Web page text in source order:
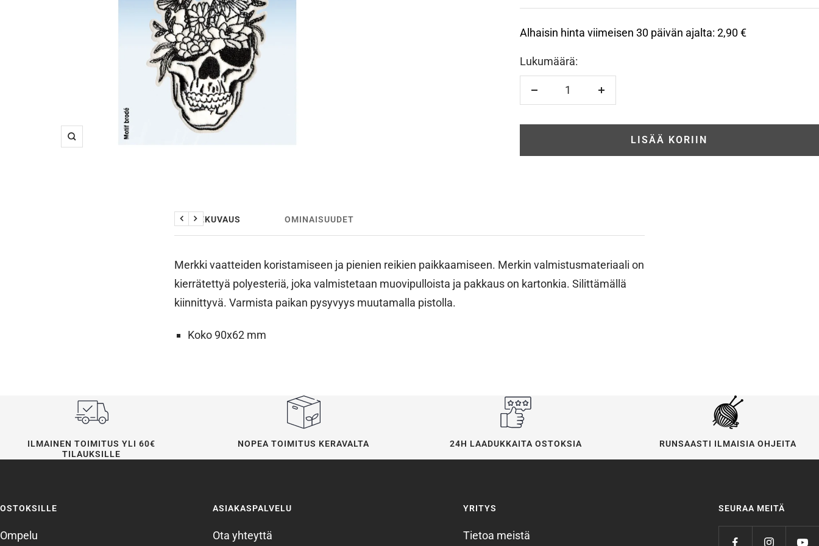
Suurenna
Alhaisin hinta viimeisen 30 päivän ajalta: 2,90 €
Lukumäärä:
LISÄÄ KORIIN
TUOTEKUVAUS OMINAISUUDET
Edellinen
Seuraava
Merkki vaatteiden koristamiseen ja pienien reikien paikkaamiseen. Merkin valmistusmateriaali on
kierrätettyä polyesteriä, joka valmistetaan muovipulloista ja pakkaus on kartonkia. Silittämällä
kiinnittyvä. Varmista paikan pysyvyys muutamalla pistolla.
Koko 90x62 mm
ILMAINEN TOIMITUS YLI 60€
TILAUKSILLE
NOPEA TOIMITUS KERAVALTA 24H LAADUKKAITA OSTOKSIA RUNSAASTI ILMAISIA OHJEITA
OSTOKSILLE
Ompelu
ASIAKASPALVELU
Ota yhteyttä
YRITYS
Tietoa meistä
SEURAA MEITÄ